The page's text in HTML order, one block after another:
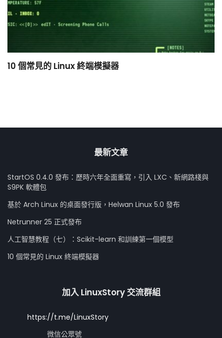
10 個常見的 Linux 終端模擬器
最新文章
StartOS 0.4.0 發布：歷時六年全面重寫，引入 LXC、新網路棧與
S9PK 軟體包
基於 Arch Linux 的桌面發行版，Helwan Linux 5.0 發布
Netrunner 25 正式發布
人工智慧教程（七）：Scikit-learn 和訓練第一個模型
10 個常見的 Linux 終端模擬器
加入 LinuxStory 交流群組
https://t.me/LinuxStory
微信公眾號